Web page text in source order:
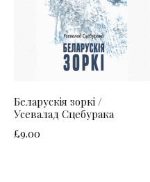
Беларускія зоркі /
Усевалад Сцебурака
£9.00